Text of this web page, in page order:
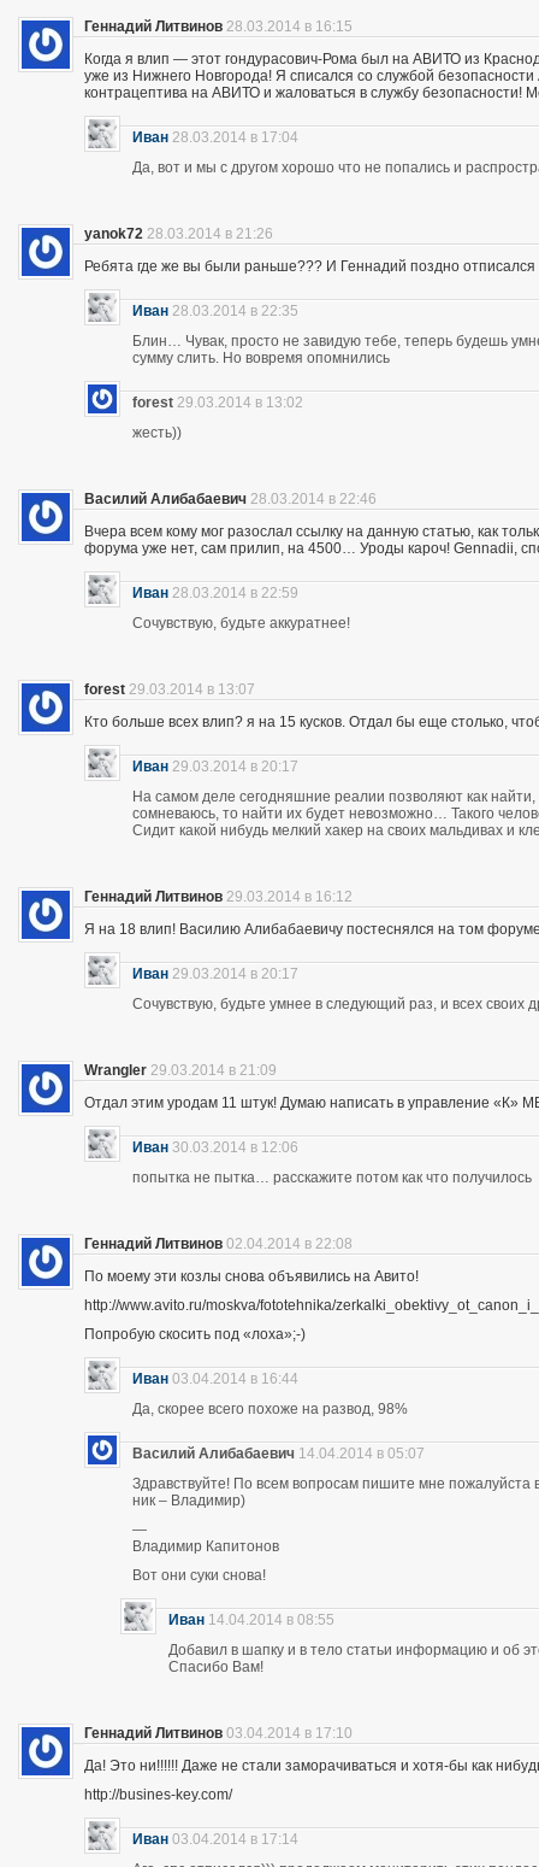
Геннадий Литвинов 28.03.2014 в 16:15
Когда я влип — этот гондурасович-Рома был на АВИТО из
уже из Нижнего Новгорода! Я списался со службой
контрацептива на АВИТО и жаловаться в службу безопасности!
Иван 28.03.2014 в 17:04
Да, вот и мы с другом хорошо что не попались и
yanok72 28.03.2014 в 21:26
Ребята где же вы были раньше??? И Геннадий поздно
Иван 28.03.2014 в 22:35
Блин… Чувак, просто не завидую тебе, теперь будешь
сумму слить. Но вовремя опомнились
forest 29.03.2014 в 13:02
жесть))
Василий Алибабаевич 28.03.2014 в 22:46
Вчера всем кому мог разослал ссылку на данную статью, как
форума уже нет, сам прилип, на 4500… Уроды кароч! Gennadii,
Иван 28.03.2014 в 22:59
Сочувствую, будьте аккуратнее!
forest 29.03.2014 в 13:07
Кто больше всех влип? я на 15 кусков. Отдал бы еще столько,
Иван 29.03.2014 в 20:17
На самом деле сегодняшние реалии позволяют как
сомневаюсь, то найти их будет невозможно… Такого
Сидит какой нибудь мелкий хакер на своих мальдивах и
Геннадий Литвинов 29.03.2014 в 16:12
Я на 18 влип! Василию Алибабаевичу постеснялся на том
Иван 29.03.2014 в 20:17
Сочувствую, будьте умнее в следующий раз, и всех своих
Wrangler 29.03.2014 в 21:09
Отдал этим уродам 11 штук! Думаю написать в управление «К»
Иван 30.03.2014 в 12:06
попытка не пытка… расскажите потом как что получилось
Геннадий Литвинов 02.04.2014 в 22:08
По моему эти козлы снова объявились на Авито!
http://www.avito.ru/moskva/fototehnika/
Попробую скосить под «лоха»;-)
Иван 03.04.2014 в 16:44
Да, скорее всего похоже на развод, 98%
Василий Алибабаевич 14.04.2014 в 05:07
Здравствуйте! По всем вопросам пишите мне
ник – Владимир)
—
Владимир Капитонов
Вот они суки снова!
Иван 14.04.2014 в 08:55
Добавил в шапку и в тело статьи информацию и об
Спасибо Вам!
Геннадий Литвинов 03.04.2014 в 17:10
Да! Это ни!!!!!! Даже не стали заморачиваться и хотя-бы как
http://busines-key.com/
Иван 03.04.2014 в 17:14